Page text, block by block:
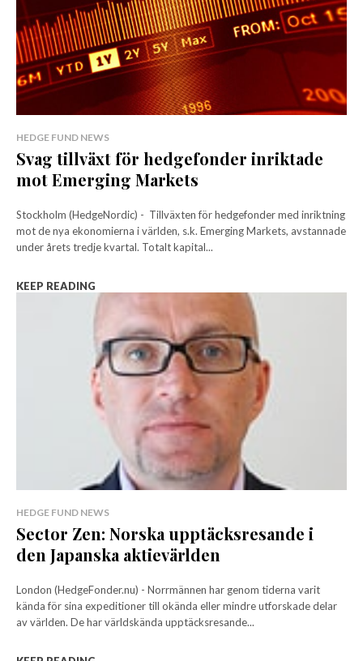
HEDGE FUND NEWS
Svag tillväxt för hedgefonder inriktade
mot Emerging Markets
Stockholm (HedgeNordic) - Tillväxten för hedgefonder med inriktning
mot de nya ekonomierna i världen, s.k. Emerging Markets, avstannade
under årets tredje kvartal. Totalt kapital...
KEEP READING
HEDGE FUND NEWS
Sector Zen: Norska upptäcksresande i
den Japanska aktievärlden
London (HedgeFonder.nu) - Norrmännen har genom tiderna varit
kända för sina expeditioner till okända eller mindre utforskade delar
av världen. De har världskända upptäcksresande...